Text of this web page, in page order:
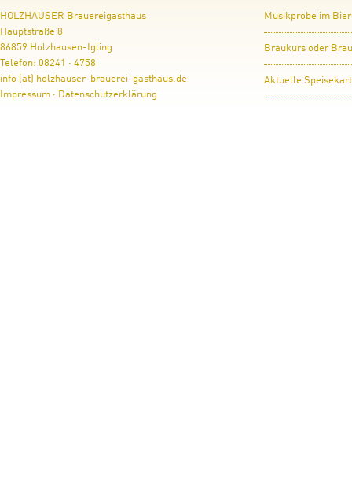
HOLZHAUSER Brauereigasthaus
Hauptstraße 8
86859 Holzhausen-Igling
Telefon: 08241 · 4758
info (at) holzhauser-brauerei-gasthaus.de
Impressum · Datenschutzerklärung
Musikprobe im
Braukurs oder
Aktuelle